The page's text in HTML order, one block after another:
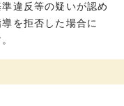
違反等の疑いが認め
を拒否した場合に